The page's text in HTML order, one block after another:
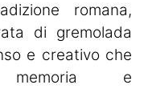
romana,
di gremolada
e creativo che
memoria e